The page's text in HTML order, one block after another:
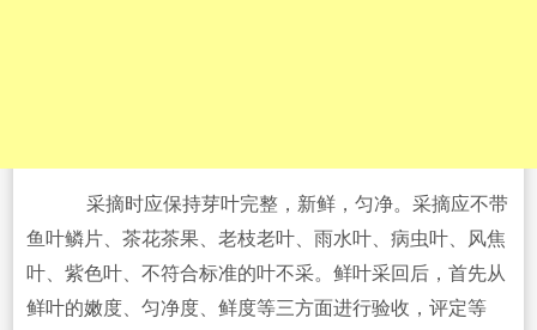
采摘时应保持芽叶完整，新鲜，匀净。采摘应不带
鱼叶鳞片、茶花茶果、老枝老叶、雨水叶、病虫叶、风焦
叶、紫色叶、不符合标准的叶不采。鲜叶采回后，首先从
鲜叶的嫩度、匀净度、鲜度等三方面进行验收，评定等